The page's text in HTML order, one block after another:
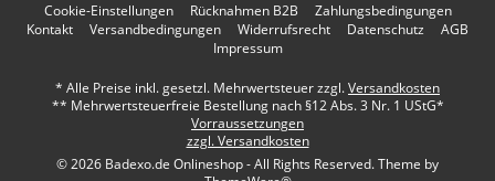
Cookie-Einstellungen Rücknahmen B2B
Zahlungsbedingungen
Kontakt
Versandbedingungen Widerrufsrecht Datenschutz
AGB
Impressum
* Alle Preise inkl. gesetzl. Mehrwertsteuer zzgl.Versandkosten
** Mehrwertsteuerfreie Bestellung nach §12 Abs. 3 Nr. 1 UStG*
Vorraussetzungen
zzgl. Versandkosten
© 2026 Badexo.de Onlineshop - All Rights Reserved. Theme by